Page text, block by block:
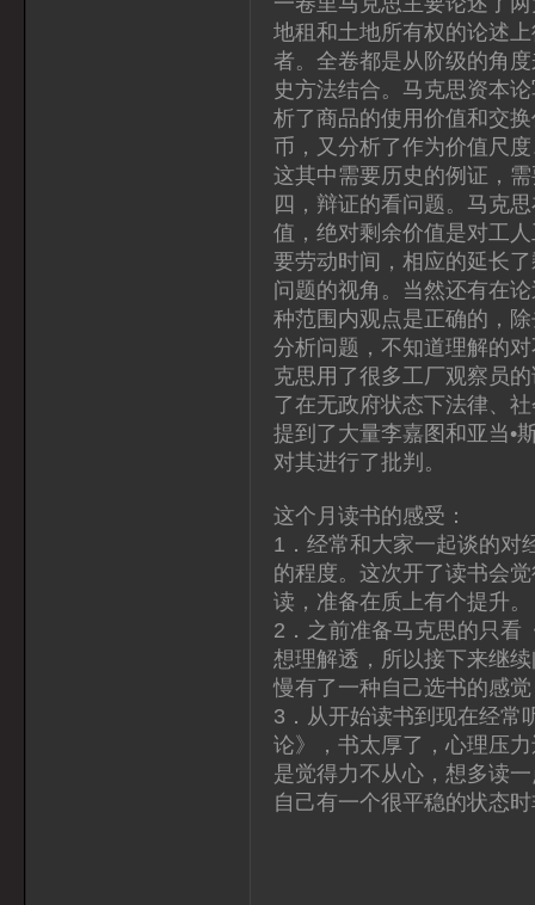
地租和土地所有权的论述
者。全卷都是从阶级的角
史方法结合。马克思资本
析了商品的使用价值和交
币，又分析了作为价值尺
这其中需要历史的例证，
四，辩证的看问题。马克
值，绝对剩余价值是对工
要劳动时间，相应的延长
问题的视角。当然还有在
种范围内观点是正确的，
分析问题，不知道理解的
克思用了很多工厂观察员
了在无政府状态下法律、
提到了大量李嘉图和亚当•
对其进行了批判。
这个月读书的感受：
1．经常和大家一起谈的对
的程度。这次开了读书会
读，准备在质上有个提升。
2．之前准备马克思的只看
想理解透，所以接下来继
慢有了一种自己选书的感
3．从开始读书到现在经常
论》，书太厚了，心理压
是觉得力不从心，想多读
自己有一个很平稳的状态